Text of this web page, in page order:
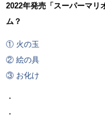
2022年発売「スーパーマリ
ム？
① 火の玉
② 絵の具
③ お化け
・
・